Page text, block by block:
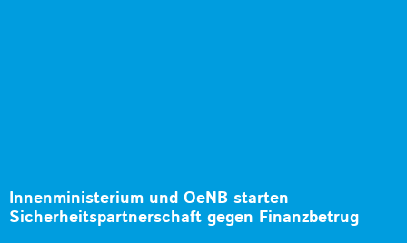
Innenministerium und OeNB starten
Sicherheitspartnerschaft gegen Finanzbetrug